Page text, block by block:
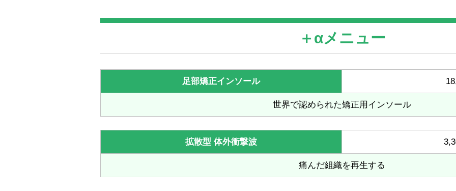
＋αメニュー
足部矯正インソール
世界で認められた矯正用インソール
拡散型 体外衝撃波
痛んだ組織を再生する